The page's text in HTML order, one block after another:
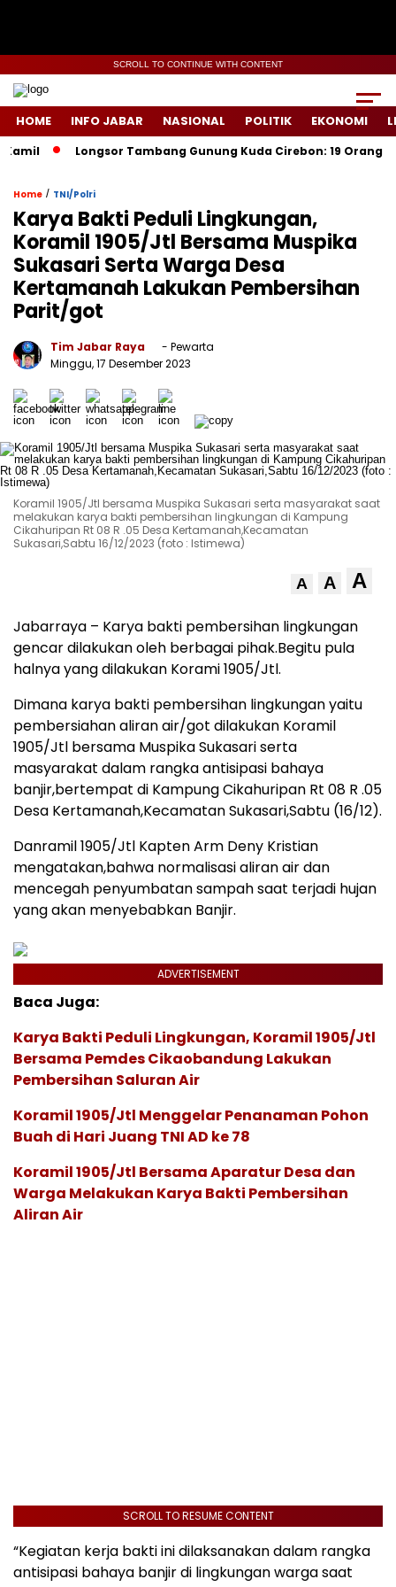
SCROLL TO CONTINUE WITH CONTENT
HOME INFO JABAR NASIONAL POLITIK EKONOMI
Longsor Tambang Gunung Kuda Cirebon: 19 Orang
Home / TNI/Polri
Karya Bakti Peduli Lingkungan,
Koramil 1905/Jtl Bersama Muspika
Sukasari Serta Warga Desa
Kertamanah Lakukan Pembersihan
Parit/got
Tim Jabar Raya
- Pewarta
Minggu, 17 Desember 2023
Koramil 1905/Jtl bersama Muspika Sukasari serta masyarakat saat
melakukan karya bakti pembersihan lingkungan di Kampung
Cikahuripan Rt 08 R .05 Desa Kertamanah,Kecamatan
Sukasari,Sabtu 16/12/2023 (foto : Istimewa)
A A A
Jabarraya – Karya bakti pembersihan lingkungan
gencar dilakukan oleh berbagai pihak.Begitu pula
halnya yang dilakukan Korami 1905/Jtl.
Dimana karya bakti pembersihan lingkungan yaitu
pembersiahan aliran air/got dilakukan Koramil
1905/Jtl bersama Muspika Sukasari serta
masyarakat dalam rangka antisipasi bahaya
banjir,bertempat di Kampung Cikahuripan Rt 08 R .05
Desa Kertamanah,Kecamatan Sukasari,Sabtu (16/12).
Danramil 1905/Jtl Kapten Arm Deny Kristian
mengatakan,bahwa normalisasi aliran air dan
mencegah penyumbatan sampah saat terjadi hujan
yang akan menyebabkan Banjir.
ADVERTISEMENT
Baca Juga:
Karya Bakti Peduli Lingkungan, Koramil 1905/Jtl
Bersama Pemdes Cikaobandung Lakukan
Pembersihan Saluran Air
Koramil 1905/Jtl Menggelar Penanaman Pohon
Buah di Hari Juang TNI AD ke 78
Koramil 1905/Jtl Bersama Aparatur Desa dan
Warga Melakukan Karya Bakti Pembersihan
Aliran Air
SCROLL TO RESUME CONTENT
“Kegiatan kerja bakti ini dilaksanakan dalam rangka
antisipasi bahaya banjir di lingkungan warga saat